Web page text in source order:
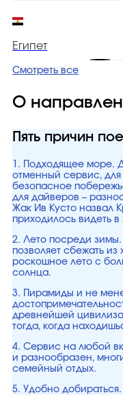
Египет
Смотреть все
О
Пять причин
1. Подходящее море.
отменный сервис,
безопасное
для дайверов –
Жак Ив Кусто назвал
приходилось видеть в
2. Лето посреди
позволяет сбежать
роскошное лето с
солнца.
3. Пирамиды и не
древнейшей
тогда, когда
4. Сервис на любой
и разнообразен,
семейный отдых.
5. Удобно